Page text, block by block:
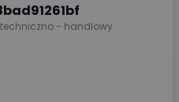
techniczno - handlowy